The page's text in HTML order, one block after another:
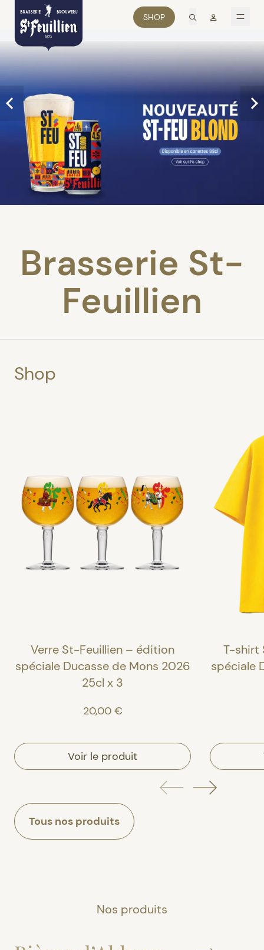
SHOP recherche
Mon
Brasserie St-
Feuillien
Shop
Verre St-Feuillien – édition
spéciale Ducasse de Mons 2026
25cl x 3
20,00 €
Voir le produit
T-shirt
spéciale
Tous nos produits
Nos produits